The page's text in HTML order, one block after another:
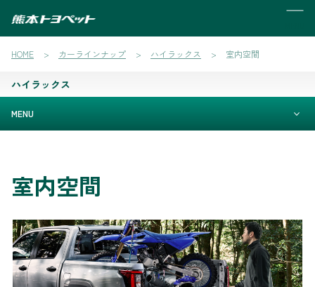
HOME カーラインナップ ハイラックス 室内空間
ハイラックス
MENU
室内空間